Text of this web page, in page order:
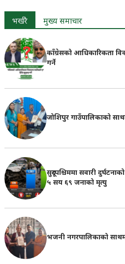
भर्खरै मुख्य समाचार
काँग्रेसको आधिकारिकता
गर्ने
जोशिपुर गाउँपालिकाको
सुदूरपश्चिममा सवारी
५ सय ६९ जनाको मृत्यु
भजनी नगरपालिकाको साथमा